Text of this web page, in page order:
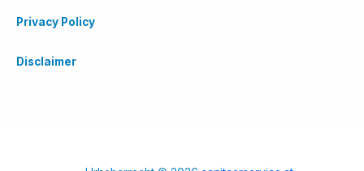
Privacy Policy
Disclaimer